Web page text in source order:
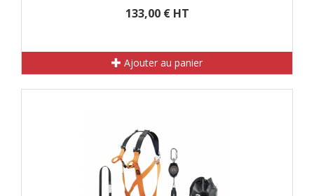
133,00 € HT
Ajouter au panier